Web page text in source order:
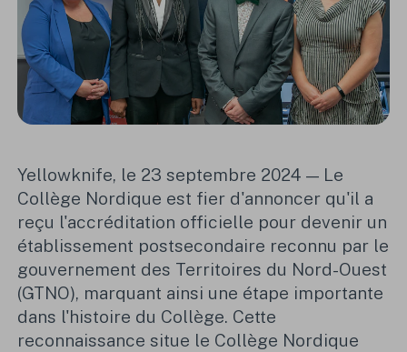
Yellowknife, le 23 septembre 2024 — Le
Collège Nordique est fier d'annoncer qu'il a
reçu l'accréditation officielle pour devenir un
établissement postsecondaire reconnu par le
gouvernement des Territoires du Nord-Ouest
(GTNO), marquant ainsi une étape importante
dans l'histoire du Collège. Cette
reconnaissance situe le Collège Nordique